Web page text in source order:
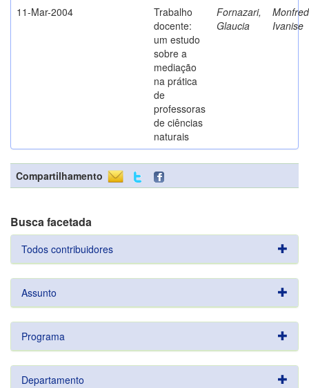
11-Mar-2004
Trabalho
docente:
um estudo
sobre a
mediação
na prática
de
professoras
de ciências
naturais
Fornazari,
Glaucia
Ivanise
Compartilhamento
Busca facetada
Todos contribuidores
Assunto
Programa
Departamento